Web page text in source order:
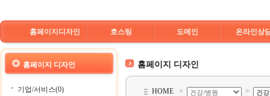
홈페이지디자인 호스팅 도메인 온라인상
홈페이지 디자인
기업/서비스(0)
홈페이지 디자인
HOME > >